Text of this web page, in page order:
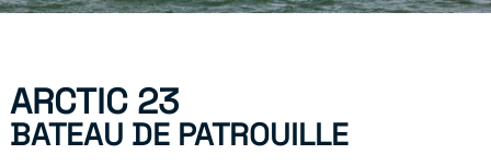
ARCTIC 23
BATEAU DE PATROUILLE